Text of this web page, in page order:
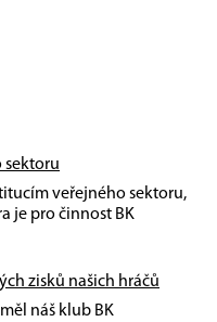
sektoru
veřejného sektoru,
je pro činnost BK
zisků našich hráčů
náš klub BK